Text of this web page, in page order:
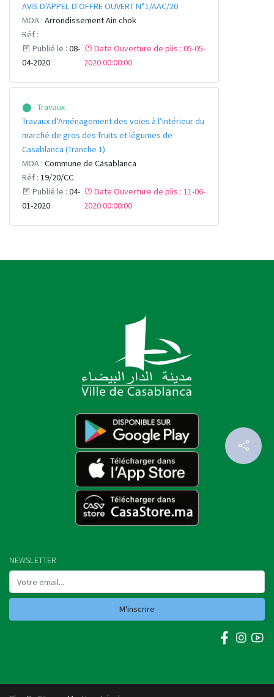
AVIS D'APPEL D'OFFRE OUVERT N°1/AAC/20
MOA : Arrondissement Ain chok
Réf :
Publié le : 08-
04-2020
Date Ouverture de plis : 05-05-
2020 00:00:00
⬤ Travaux
Travaux d’Aménagement des voies à l’intérieur du
marché de gros des fruits et légumes de
Casablanca (Tranche 1)
MOA : Commune de Casablanca
Réf : 19/20/CC
Publié le : 04-
01-2020
Date Ouverture de plis : 11-06-
2020 00:00:00
NEWSLETTER
M'inscrire